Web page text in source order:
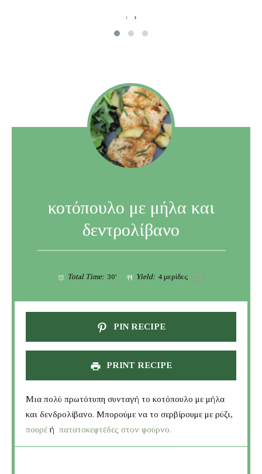
‹ ›
κοτόπουλο με μήλα και
δεντρολίβανο
Total Time: 30' Yield: 4μερίδες 1 x
PIN RECIPE
PRINT RECIPE
Μια πολύ πρωτότυπη συνταγή το κοτόπουλο με μήλα
και δενδρολίβανο. Μπορούμε να το σερβίρουμε με ρύζι,
πουρέή πατατοκεφτέδες στον φούρνο.